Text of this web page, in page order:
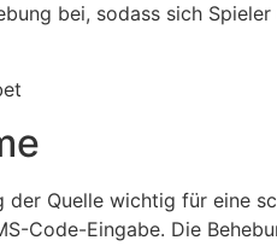
bei, sodass sich
Quelle wichtig für eine
Code-Eingabe. Die